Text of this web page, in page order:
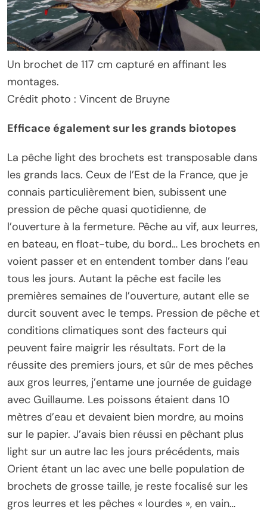
Un brochet de 117 cm capturé en affinant les
montages.
Crédit photo : Vincent de Bruyne
Efficace également sur les grands biotopes
La pêche light des brochets est transposable dans
les grands lacs. Ceux de l’Est de la France, que je
connais particulièrement bien, subissent une
pression de pêche quasi quotidienne, de
l’ouverture à la fermeture. Pêche au vif, aux leurres,
en bateau, en float-tube, du bord… Les brochets en
voient passer et en entendent tomber dans l’eau
tous les jours. Autant la pêche est facile les
premières semaines de l’ouverture, autant elle se
durcit souvent avec le temps. Pression de pêche et
conditions climatiques sont des facteurs qui
peuvent faire maigrir les résultats. Fort de la
réussite des premiers jours, et sûr de mes pêches
aux gros leurres, j’entame une journée de guidage
avec Guillaume. Les poissons étaient dans 10
mètres d’eau et devaient bien mordre, au moins
sur le papier. J’avais bien réussi en pêchant plus
light sur un autre lac les jours précédents, mais
Orient étant un lac avec une belle population de
brochets de grosse taille, je reste focalisé sur les
gros leurres et les pêches « lourdes », en vain…